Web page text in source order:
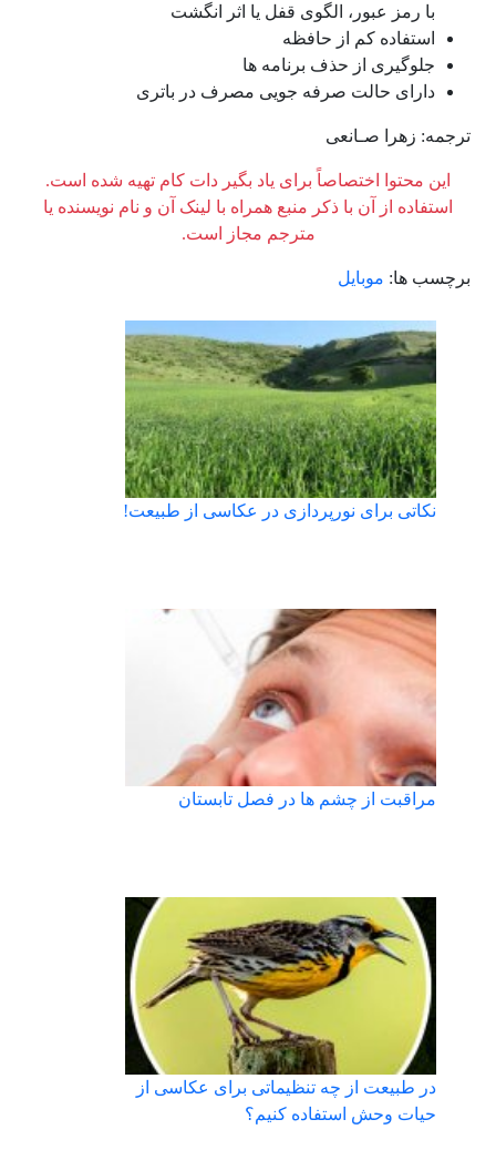
با رمز عبور، الگوی قفل یا اثر انگشت
استفاده کم از حافظه
جلوگیری از حذف برنامه ها
دارای حالت صرفه جویی مصرف در باتری
ترجمه: زهرا صـانعی
این محتوا اختصاصاً برای یاد بگیر دات کام تهیه شده است.
استفاده از آن با ذکر منبع همراه با لینک آن و نام نویسنده یا
مترجم مجاز است.
برچسب ها: موبایل
نکاتی برای نورپردازی در عکاسی از طبیعت!
مراقبت از چشم ها در فصل تابستان
در طبیعت از چه تنظیماتی برای عکاسی از
حیات وحش استفاده کنیم؟